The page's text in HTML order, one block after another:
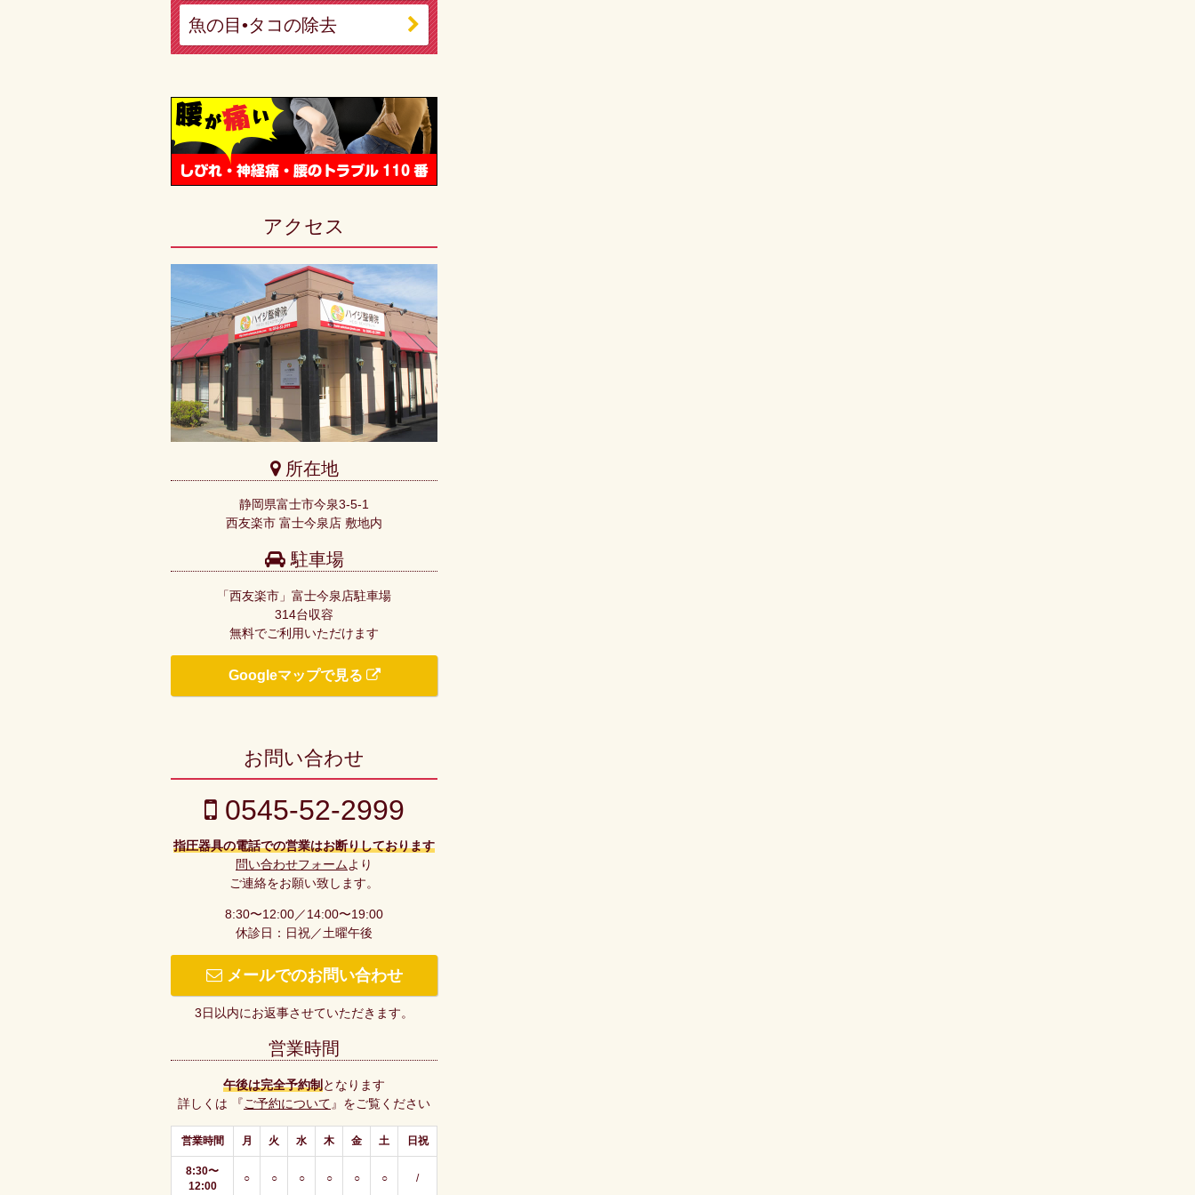
魚の目•タコの除去
アクセス
所在地
静岡県富士市今泉3-5-1
西友楽市 富士今泉店 敷地内
駐車場
「西友楽市」富士今泉店駐車場
314台収容
無料でご利用いただけます
Googleマップで見る
お問い合わせ
0545-52-2999
指圧器具の電話での営業はお断りしております
問い合わせフォームより
ご連絡をお願い致します。
8:30〜12:00／14:00〜19:00
休診日：日祝／土曜午後
メールでのお問い合わせ
3日以内にお返事させていただきます。
営業時間
午後は完全予約制となります
詳しくは 『ご予約について 』をご覧ください
営業時間 月 火 水 木 金 土 日祝
8:30〜
12:00
○ ○ ○ ○ ○ ○ /